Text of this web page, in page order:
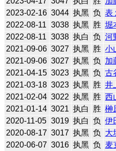
2023-02-16 3044 执黑 负 表
2022-08-11 3038 执黑 胜 堀
2022-08-11 3038 执白 负 河
2021-09-06 3027 执黑 胜 小
2021-09-06 3027 执黑 负 加
2021-04-15 3023 执黑 负 古
2021-03-18 3023 执黑 胜 井
2021-02-04 3022 执黑 胜 西
2021-01-14 3021 执白 胜 榊
2020-11-05 3019 执白 负 伊
2020-08-17 3017 执黑 负 大
2020-06-07 3016 执黑 负 麦